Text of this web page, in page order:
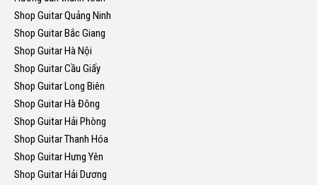
Shop Guitar Quảng Ninh
Shop Guitar Bắc Giang
Shop Guitar Hà Nội
Shop Guitar Cầu Giấy
Shop Guitar Long Biên
Shop Guitar Hà Đông
Shop Guitar Hải Phòng
Shop Guitar Thanh Hóa
Shop Guitar Hưng Yên
Shop Guitar Hải Dương